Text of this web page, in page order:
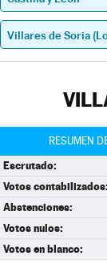
RESUMEN
Escrutado:
Votos contabilizados:
Abstenciones:
Votos nulos:
Votos en blanco: